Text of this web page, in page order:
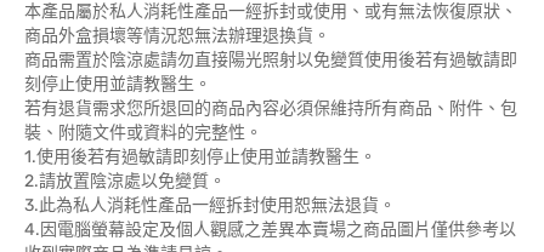
本產品屬於私人消耗性產品一經拆封或使用、或有無法恢復原狀、
商品外盒損壞等情況恕無法辦理退換貨。
商品需置於陰涼處請勿直接陽光照射以免變質使用後若有過敏請即
刻停止使用並請教醫生。
若有退貨需求您所退回的商品內容必須保維持所有商品、附件、包
裝、附隨文件或資料的完整性。
1.使用後若有過敏請即刻停止使用並請教醫生。
2.請放置陰涼處以免變質。
3.此為私人消耗性產品一經拆封使用恕無法退貨。
4.因電腦螢幕設定及個人觀感之差異本賣場之商品圖片僅供參考以